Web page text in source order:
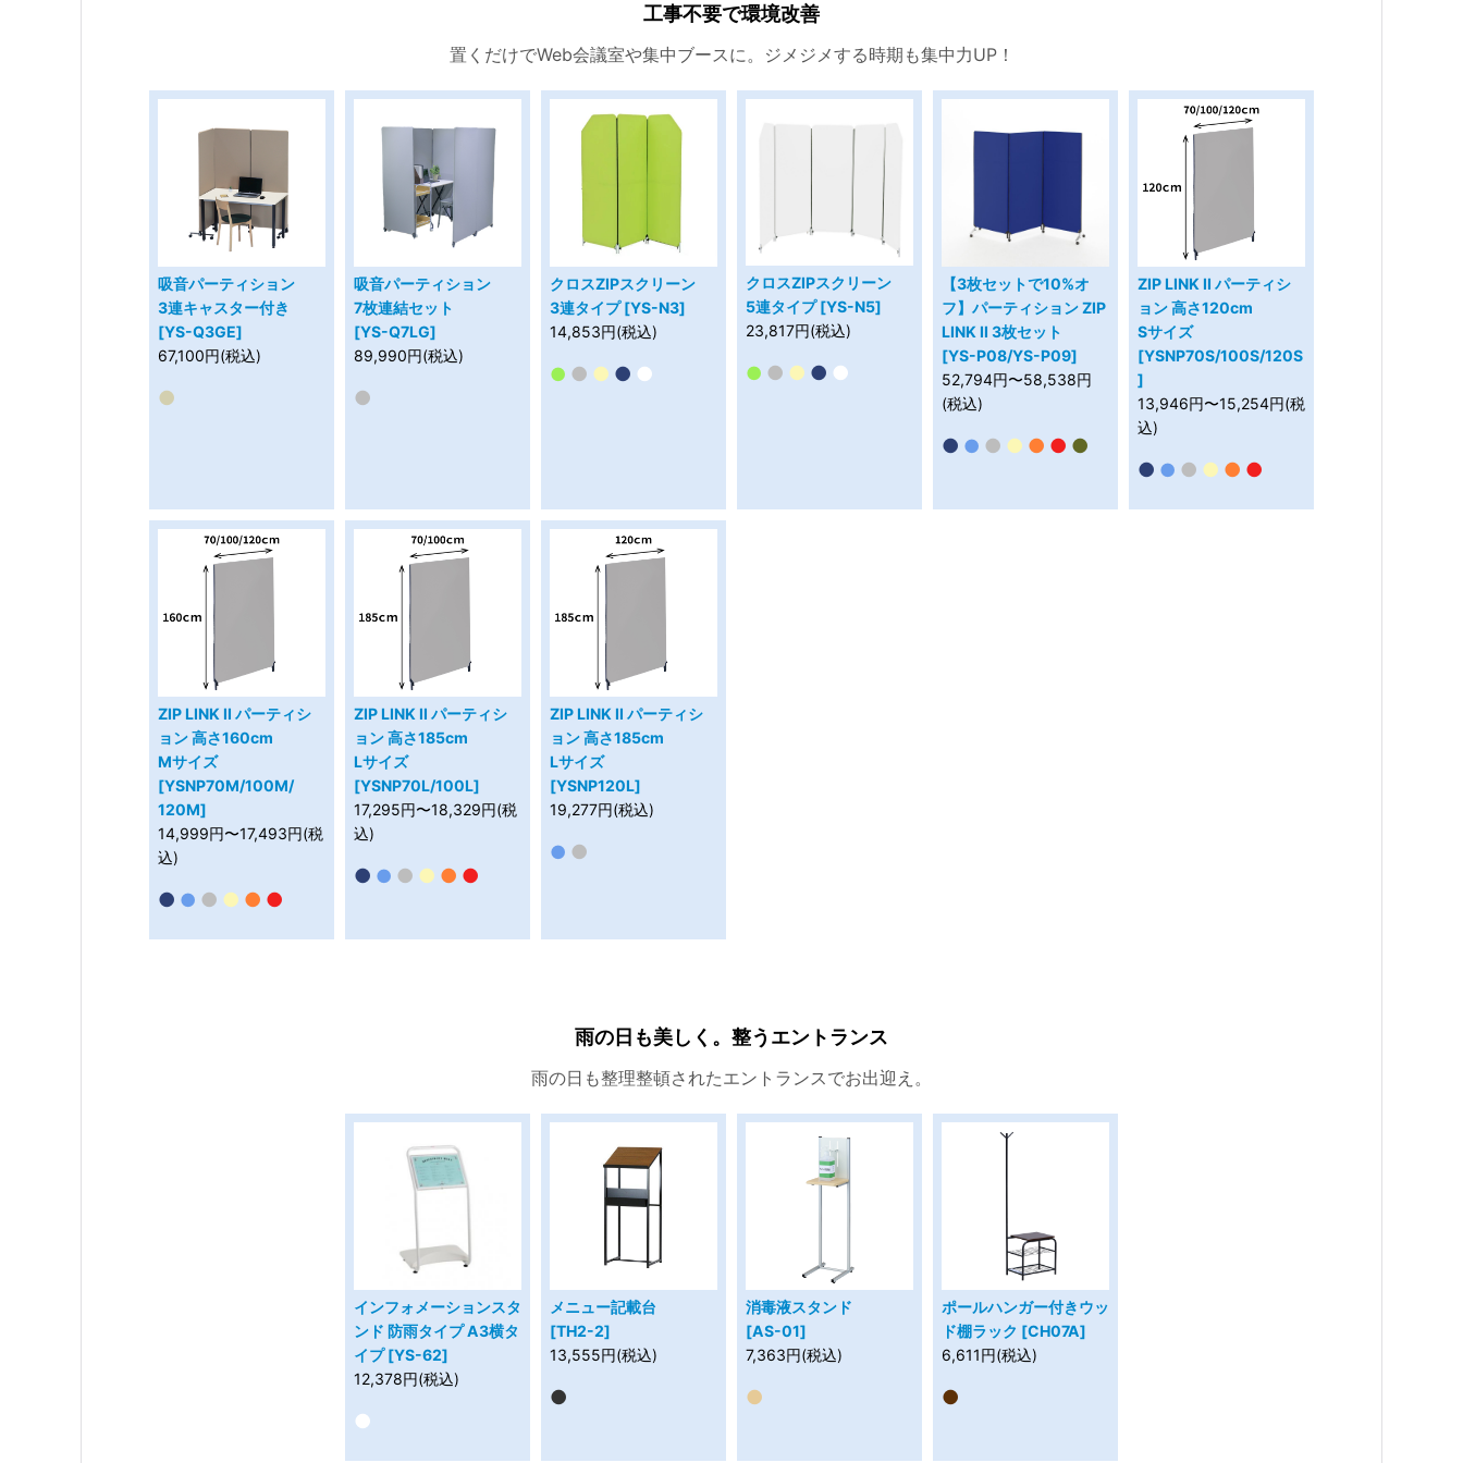
工事不要で環境改善
置くだけでWeb会議室や集中ブースに。ジメジメする時期も集中力UP！
吸音パーティション
3連キャスター付き
[YS-Q3GE]
67,100円(税込)
●
吸音パーティション
7枚連結セット
[YS-Q7LG]
89,990円(税込)
●
クロスZIPスクリーン
3連タイプ [YS-N3]
14,853円(税込)
● ● ● ● ●
クロスZIPスクリーン
5連タイプ [YS-N5]
23,817円(税込)
● ● ● ● ●
【3枚セットで10%オ
フ】パーティション ZIP
LINK II 3枚セット
[YS-P08/YS-P09]
52,794円〜58,538円
(税込)
● ● ● ● ● ● ●
ZIP LINK II パーティシ
ョン 高さ120cm
Sサイズ
[YSNP70S/100S/120S
]
13,946円〜15,254円(税
込)
● ● ● ● ● ●
ZIP LINK II パーティシ
ョン 高さ160cm
Mサイズ
[YSNP70M/100M/
120M]
14,999円〜17,493円(税
込)
● ● ● ● ● ●
ZIP LINK II パーティシ
ョン 高さ185cm
Lサイズ
[YSNP70L/100L]
17,295円〜18,329円(税
込)
● ● ● ● ● ●
ZIP LINK II パーティシ
ョン 高さ185cm
Lサイズ
[YSNP120L]
19,277円(税込)
● ●
雨の日も美しく。整うエントランス
雨の日も整理整頓されたエントランスでお出迎え。
インフォメーションスタ
ンド 防雨タイプ A3横タ
イプ [YS-62]
12,378円(税込)
●
メニュー記載台
[TH2-2]
13,555円(税込)
●
消毒液スタンド
[AS-01]
7,363円(税込)
●
ポールハンガー付きウッ
ド棚ラック [CH07A]
6,611円(税込)
●